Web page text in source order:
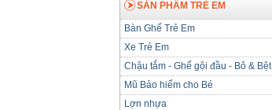
SẢN PHẨM TRẺ EM
Bàn Ghế Trẻ Em
Xe Trẻ Em
Chậu tắm - Ghế gội đầu - Bô & Bệt
Mũ Bảo hiểm cho Bé
Lợn nhựa